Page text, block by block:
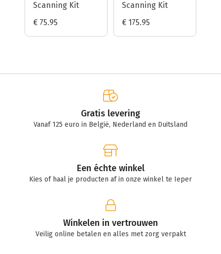
Scanning Kit
€ 75.95
Scanning Kit
€ 175.95
Gratis levering
Vanaf 125 euro in België, Nederland en Duitsland
Een échte winkel
Kies of haal je producten af in onze winkel te Ieper
Winkelen in vertrouwen
Veilig online betalen en alles met zorg verpakt